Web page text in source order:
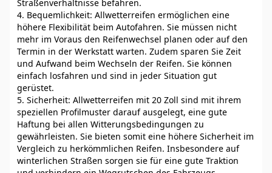
Straßenverhältnisse befahren.
4. Bequemlichkeit: Allwetterreifen ermöglichen eine
höhere Flexibilität beim Autofahren. Sie müssen nicht
mehr im Voraus den Reifenwechsel planen oder auf den
Termin in der Werkstatt warten. Zudem sparen Sie Zeit
und Aufwand beim Wechseln der Reifen. Sie können
einfach losfahren und sind in jeder Situation gut
gerüstet.
5. Sicherheit: Allwetterreifen mit 20 Zoll sind mit ihrem
speziellen Profilmuster darauf ausgelegt, eine gute
Haftung bei allen Witterungsbedingungen zu
gewährleisten. Sie bieten somit eine höhere Sicherheit im
Vergleich zu herkömmlichen Reifen. Insbesondere auf
winterlichen Straßen sorgen sie für eine gute Traktion